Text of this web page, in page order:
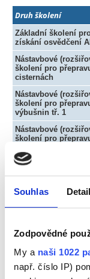
Souhlas
Zodpovědné
My a naši 1022
např. číslo IP)
Druh školení
Základní školení
získání osvědčení
Nástavbové
školení pro
cisternách
Nástavbové
školení pro
výbušnin tř. 1
Nástavbové
školení pro
Obnovovací školení
základní pro
Obnovovací školení
přepravu v
přepravu výbušnin
Obnovovací
látek tř. 7